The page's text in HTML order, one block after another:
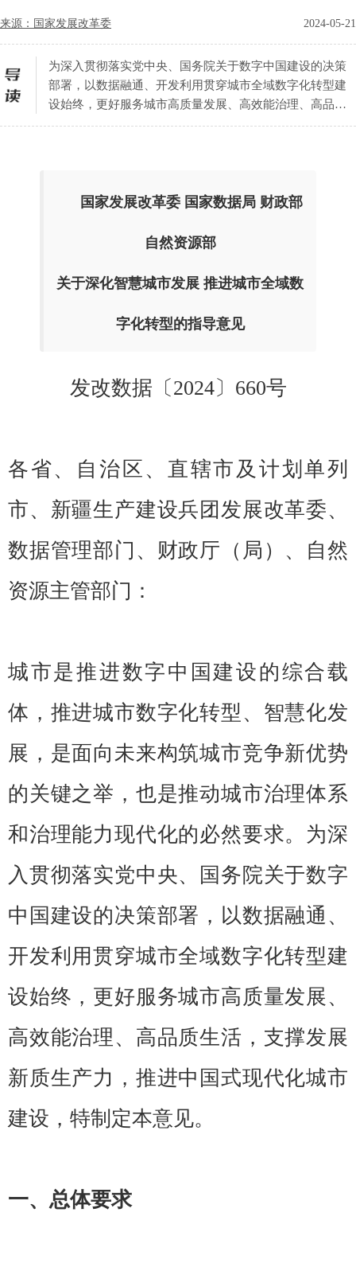
来源：国家发展改革委 2024-05-21
为深入贯彻落实党中央、国务院关于数字中国建设的决策
部署，以数据融通、开发利用贯穿城市全域数字化转型建
设始终，更好服务城市高质量发展、高效能治理、高品质
生活，支撑发展新质生产力，推进中国式现代化城市建
国家发展改革委 国家数据局 财政部
自然资源部
关于深化智慧城市发展 推进城市全域数
字化转型的指导意见
发改数据〔2024〕660号
各省、自治区、直辖市及计划单列
市、新疆生产建设兵团发展改革委、
数据管理部门、财政厅（局）、自然
资源主管部门：
城市是推进数字中国建设的综合载
体，推进城市数字化转型、智慧化发
展，是面向未来构筑城市竞争新优势
的关键之举，也是推动城市治理体系
和治理能力现代化的必然要求。为深
入贯彻落实党中央、国务院关于数字
中国建设的决策部署，以数据融通、
开发利用贯穿城市全域数字化转型建
设始终，更好服务城市高质量发展、
高效能治理、高品质生活，支撑发展
新质生产力，推进中国式现代化城市
建设，特制定本意见。
一、总体要求